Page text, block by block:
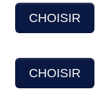
CHOISIR
CHOISIR